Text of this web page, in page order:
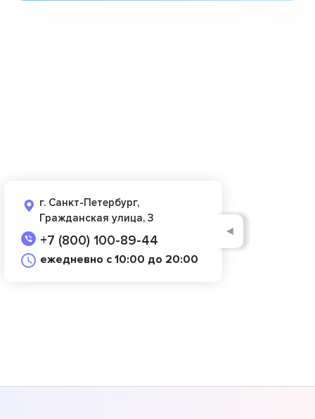
г. Санкт-Петербург,
Гражданская улица, 3
+7 (800) 100-89-44
ежедневно с 10:00 до 20:00
◄